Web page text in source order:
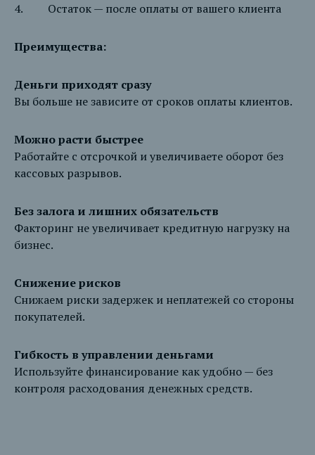
4. Остаток — после оплаты от вашего клиента
Преимущества:
Деньги приходят сразу
Вы больше не зависите от сроков оплаты клиентов.
Можно расти быстрее
Работайте с отсрочкой и увеличиваете оборот без
кассовых разрывов.
Без залога и лишних обязательств
Факторинг не увеличивает кредитную нагрузку на
бизнес.
Снижение рисков
Снижаем риски задержек и неплатежей со стороны
покупателей.
Гибкость в управлении деньгами
Используйте финансирование как удобно — без
контроля расходования денежных средств.